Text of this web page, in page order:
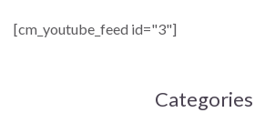
[cm_youtube_feed id="3"]
Categories